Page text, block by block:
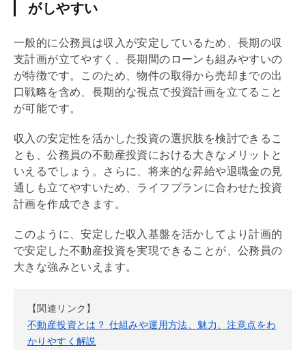
がしやすい
一般的に公務員は収入が安定しているため、長期の収
支計画が立てやすく、長期間のローンも組みやすいの
が特徴です。このため、物件の取得から売却までの出
口戦略を含め、長期的な視点で投資計画を立てること
が可能です。
収入の安定性を活かした投資の選択肢を検討できるこ
とも、公務員の不動産投資における大きなメリットと
いえるでしょう。さらに、将来的な昇給や退職金の見
通しも立てやすいため、ライフプランに合わせた投資
計画を作成できます。
このように、安定した収入基盤を活かしてより計画的
で安定した不動産投資を実現できることが、公務員の
大きな強みといえます。
【関連リンク】
不動産投資とは？ 仕組みや運用方法、魅力、注意点をわ
かりやすく解説